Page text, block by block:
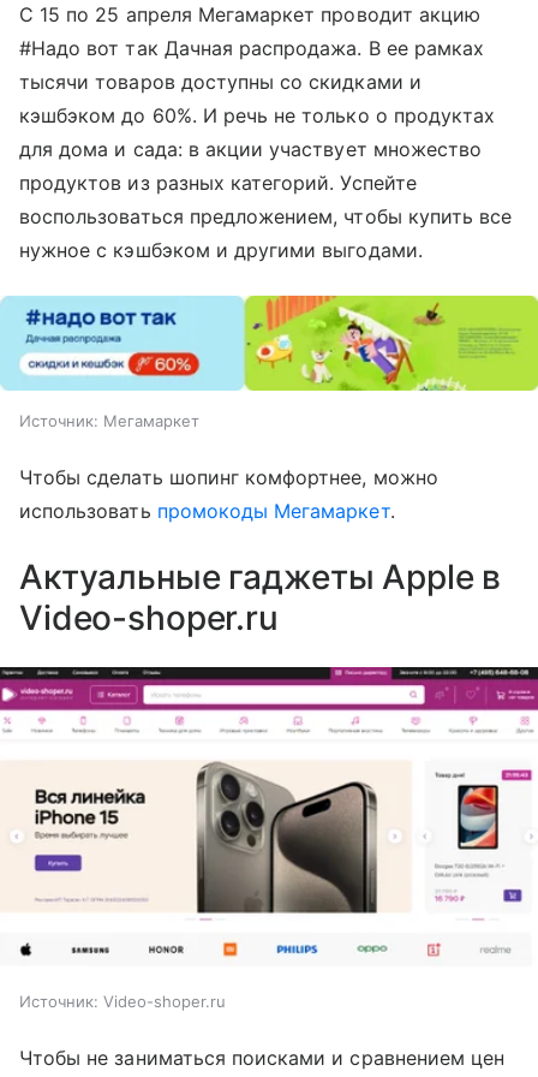
С 15 по 25 апреля Мегамаркет проводит акцию
#Надо вот так Дачная распродажа. В ее рамках
тысячи товаров доступны со скидками и
кэшбэком до 60%. И речь не только о продуктах
для дома и сада: в акции участвует множество
продуктов из разных категорий. Успейте
воспользоваться предложением, чтобы купить все
нужное с кэшбэком и другими выгодами.
Источник: Мегамаркет
Чтобы сделать шопинг комфортнее, можно
использовать промокоды Мегамаркет.
Актуальные гаджеты Apple в
Video-shoper.ru
Источник: Video-shoper.ru
Чтобы не заниматься поисками и сравнением цен